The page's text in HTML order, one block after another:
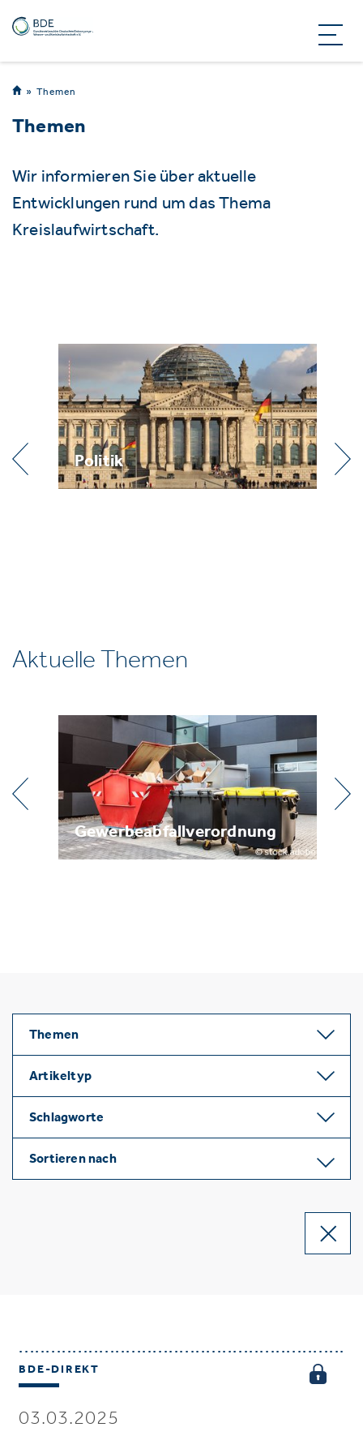
Themen
Themen
Wir informieren Sie über aktuelle
Entwicklungen rund um das Thema
Kreislaufwirtschaft.
Politik
Aktuelle Themen
Gewerbeabfallverordnung
Themen
Artikeltyp
Schlagworte
Sortieren nach
BDE-DIREKT
03.03.2025